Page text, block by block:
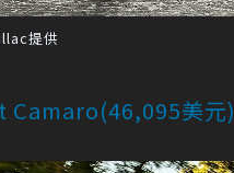
提供
美元)